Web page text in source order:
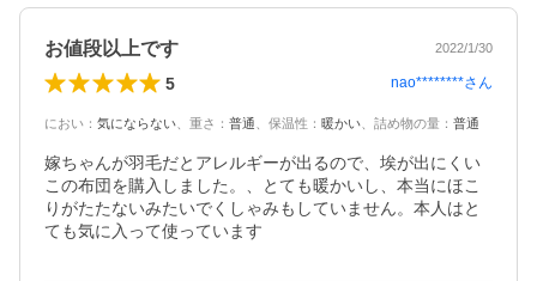
お値段以上です 2022/1/30
5 nao********さん
におい ： 気にならない 重さ ： 普通 保温性 ： 暖かい 詰め物の量 ： 普通
嫁ちゃんが羽毛だとアレルギーが出るので、埃が出にくい
この布団を購入しました。、とても暖かいし、本当にほこ
りがたたないみたいでくしゃみもしていません。本人はと
ても気に入って使っています